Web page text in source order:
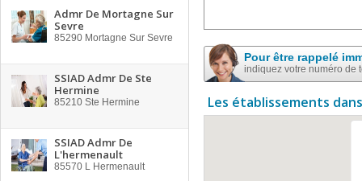
Admr De Mortagne Sur
Sevre
85290 Mortagne Sur Sevre
SSIAD Admr De Ste
Hermine
85210 Ste Hermine
SSIAD Admr De
L'hermenault
85570 L Hermenault
Pour être rappelé
indiquez votre numéro de
Les établissements